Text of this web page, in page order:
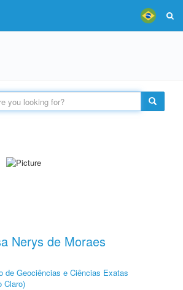
Nerys de Moraes
de Geociências e Ciências Exatas
Claro)